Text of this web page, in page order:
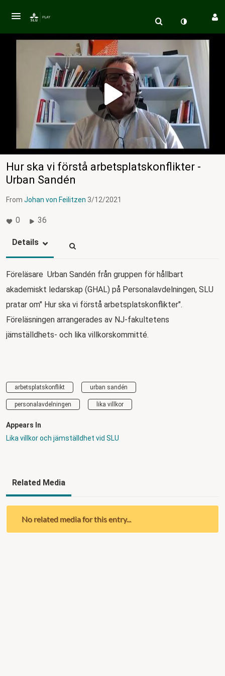
Hur ska vi förstå arbetsplatskonflikter -
Urban Sandén
From Johan von Feilitzen 3/12/2021
0 36
Details
Föreläsare Urban Sandén från gruppen för hållbart
akademiskt ledarskap (GHAL) på Personalavdelningen, SLU
pratar om" Hur ska vi förstå arbetsplatskonflikter".
Föreläsningen arrangerades av NJ-fakultetens
jämställdhets- och lika villkorskommitté.
arbetsplatskonflikt urban sandén
personalavdelningen lika villkor
Appears In
Lika villkor och jämställdhet vid SLU
Related Media
No related media for this entry...